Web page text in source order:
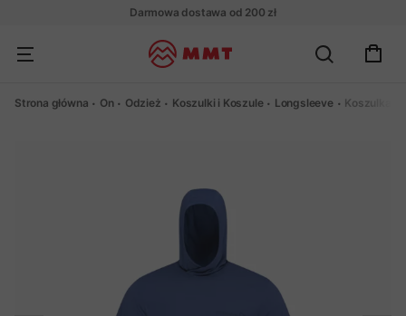
Darmowa dostawa od 200 zł
Strona główna On Odzież Koszulki i Koszule Longsleeve Koszulka